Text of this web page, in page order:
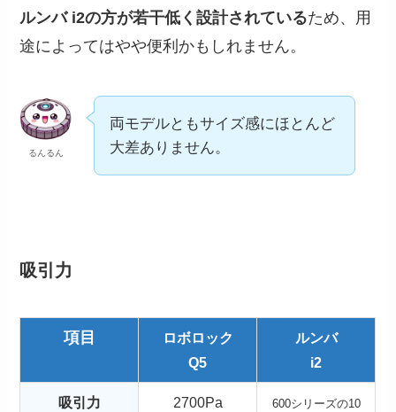
ルンバ i2の方が若干低く設計されているため、用
途によってはやや便利かもしれません。
るんるん
両モデルともサイズ感にほとんど
大差ありません。
吸引力
項目
ロボロック
Q5
ルンバ
i2
吸引力 2700Pa
600シリーズの10